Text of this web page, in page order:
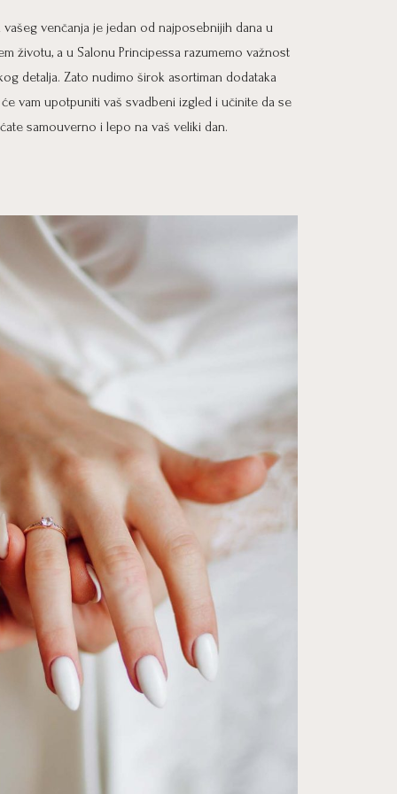
vašeg venčanja je jedan od najposebnijih dana u
životu, a u Salonu Principessa razumemo važnost
detalja. Zato nudimo širok asortiman dodataka
vam upotpuniti vaš svadbeni izgled i učinite da se
samouverno i lepo na vaš veliki dan.